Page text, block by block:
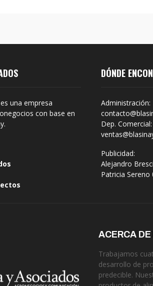
una empresa
con base en
DÓNDE
Administración:
Dep. Comercial:
Publicidad:
Alejandro
Patricia Sereno
ACERCA
Trabajamos
desarrollo de
predecible.